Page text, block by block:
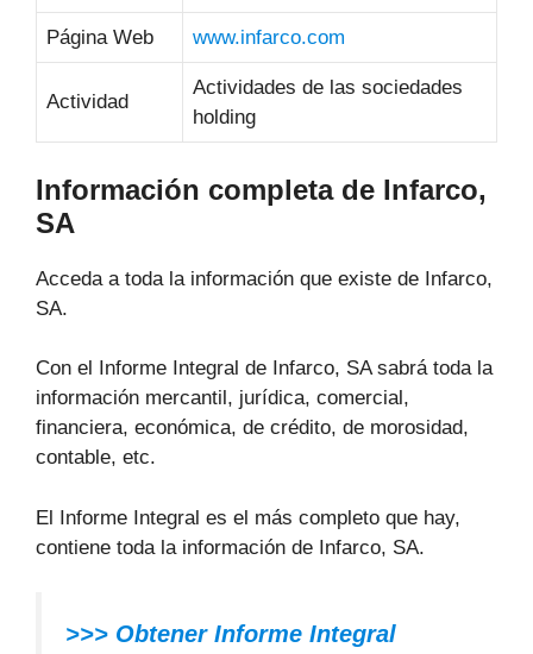
Página Web www.infarco.com
Actividad
Actividades de las sociedades
holding
Información completa de Infarco,
SA
Acceda a toda la información que existe de Infarco,
SA.
Con el Informe Integral de Infarco, SA sabrá toda la
información mercantil, jurídica, comercial,
financiera, económica, de crédito, de morosidad,
contable, etc.
El Informe Integral es el más completo que hay,
contiene toda la información de Infarco, SA.
>>> Obtener Informe Integral